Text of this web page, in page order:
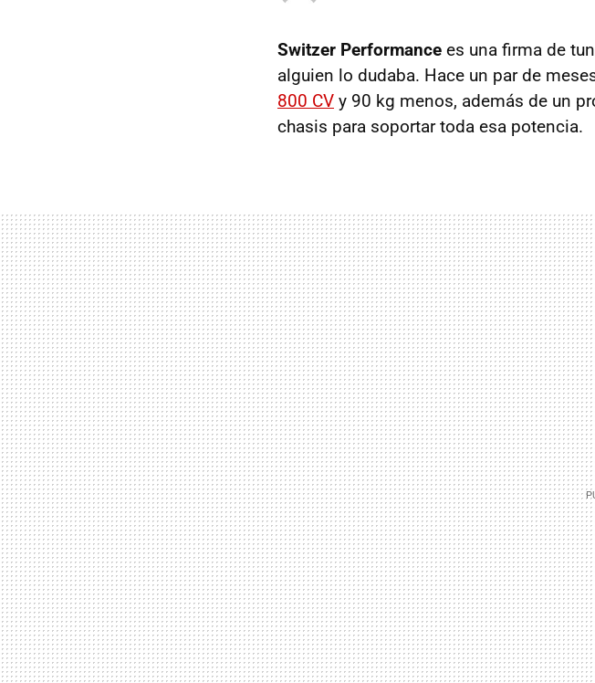
Switzer Performance es una firma de
alguien lo dudaba. Hace un par de
800 CV y 90 kg menos, además de un
chasis para soportar toda esa potencia.